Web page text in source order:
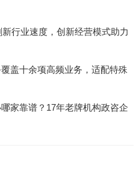
行业速度，创新经营模式助力
盖十余项高频业务，适配特殊
家靠谱？17年老牌机构政咨企